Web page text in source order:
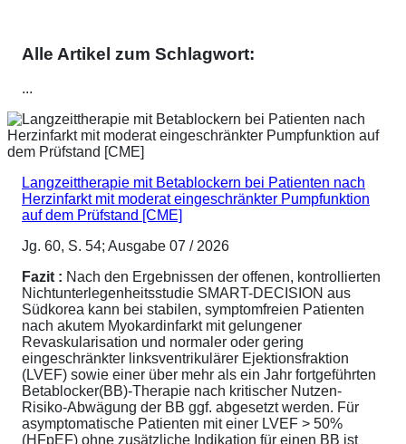
Alle Artikel zum Schlagwort:
...
Langzeittherapie mit Betablockern bei Patienten nach
Herzinfarkt mit moderat eingeschränkter Pumpfunktion
auf dem Prüfstand [CME]
Jg. 60, S. 54; Ausgabe 07 / 2026
Fazit : Nach den Ergebnissen der offenen, kontrollierten
Nichtunterlegenheitsstudie SMART-DECISION aus
Südkorea kann bei stabilen, symptomfreien Patienten
nach akutem Myokardinfarkt mit gelungener
Revaskularisation und normaler oder gering
eingeschränkter linksventrikulärer Ejektionsfraktion
(LVEF) sowie einer über mehr als ein Jahr fortgeführten
Betablocker(BB)-Therapie nach kritischer Nutzen-
Risiko-Abwägung der BB ggf. abgesetzt werden. Für
asymptomatische Patienten mit einer LVEF > 50%
(HFpEF) ohne zusätzliche Indikation für einen BB ist